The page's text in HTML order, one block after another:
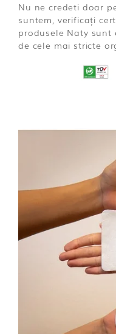
Nu ne credeti doar
suntem, verificați
produsele Naty
de cele mai stricte